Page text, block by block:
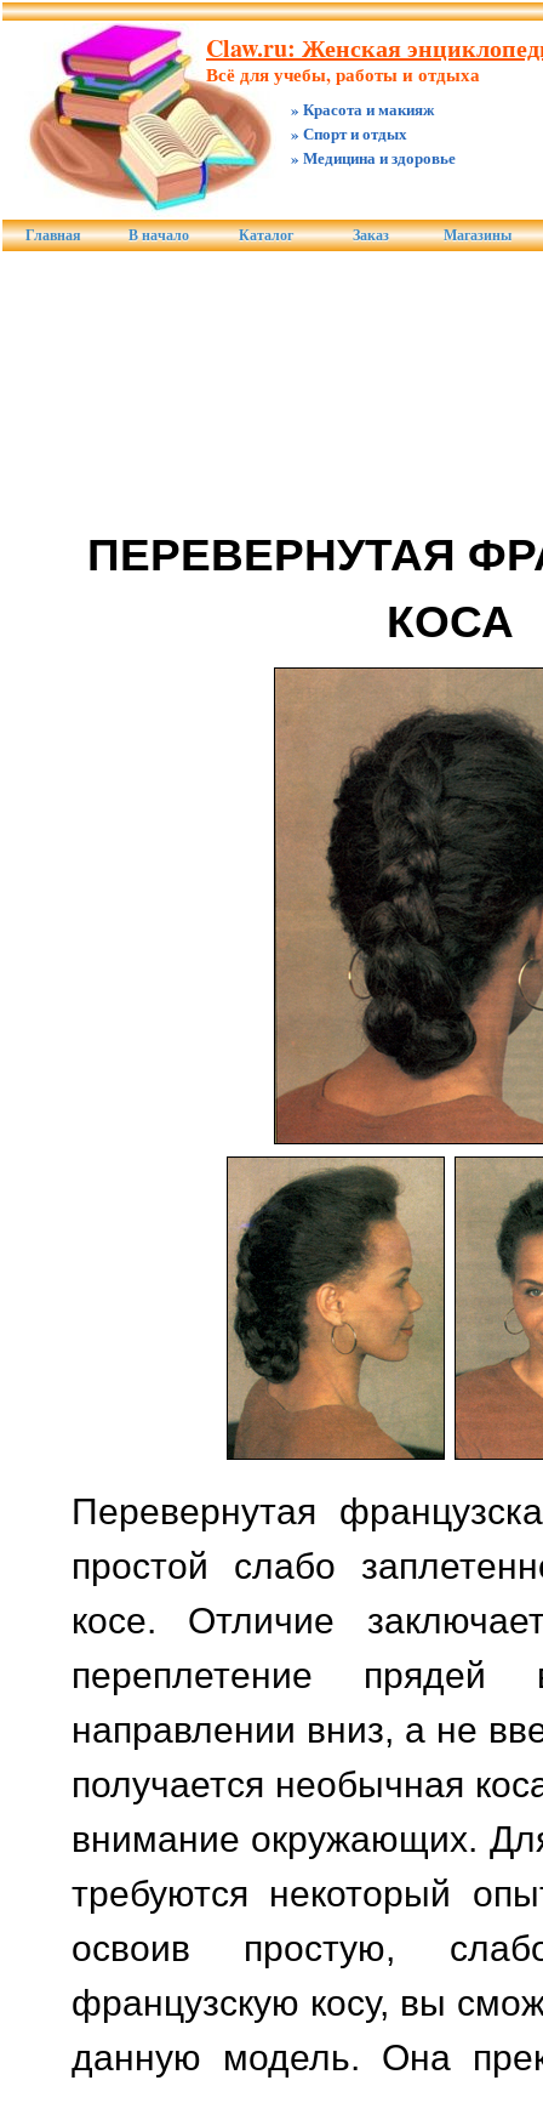
Claw.ru: Женская
Всё для учебы, работы и отдыха
» Красота и макияж
» Спорт и отдых
» Медицина и здоровье
Главная В начало Каталог Заказ Магазины
ПЕРЕВЕРНУТАЯ
КОСА
Перевернутая
простой слабо
косе. Отличие
переплетение прядей
направлении вниз, а не
получается необычная
внимание окружающих.
требуются некоторый
освоив простую,
французскую косу, вы
данную модель. Она